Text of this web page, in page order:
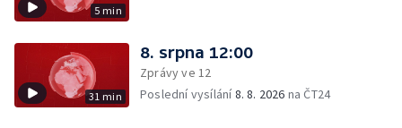
5 min
31 min
8. srpna 12:00
Zprávy ve 12
Poslední vysílání8. 8. 2026 na ČT24